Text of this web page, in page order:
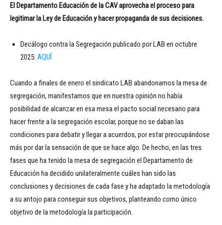
El Departamento Educación de la CAV aprovecha el proceso para
legitimar la Ley de Educación y hacer propaganda de sus decisiones.
Decálogo contra la Segregación publicado por LAB en octubre
2025: AQUÍ
Cuando a finales de enero el sindicato LAB abandonamos la mesa de
segregación, manifestamos que en nuestra opinión no había
posibilidad de alcanzar en esa mesa el pacto social necesario para
hacer frente a la segregación escolar, porque no se daban las
condiciones para debatir y llegar a acuerdos, por estar preocupándose
más por dar la sensación de que se hace algo. De hecho, en las tres
fases que ha tenido la mesa de segregación el Departamento de
Educación ha decidido unilateralmente cuáles han sido las
conclusiones y decisiones de cada fase y ha adaptado la metodología
a su antojo para conseguir sus objetivos, planteando como único
objetivo de la metodología la participación.